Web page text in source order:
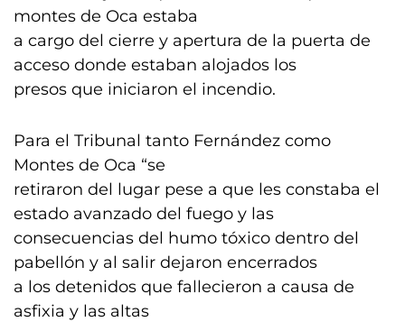
montes de Oca estaba
a cargo del cierre y apertura de la puerta de
acceso donde estaban alojados los
presos que iniciaron el incendio.
Para el Tribunal tanto Fernández como
Montes de Oca “se
retiraron del lugar pese a que les constaba el
estado avanzado del fuego y las
consecuencias del humo tóxico dentro del
pabellón y al salir dejaron encerrados
a los detenidos que fallecieron a causa de
asfixia y las altas